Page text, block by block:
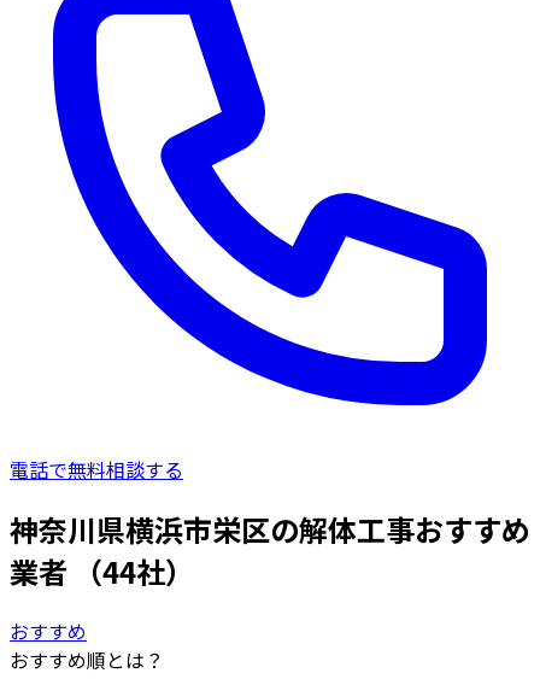
電話で無料相談する
神奈川県横浜市栄区の解体工事おすすめ
業者
（44社）
おすすめ
おすすめ順とは？